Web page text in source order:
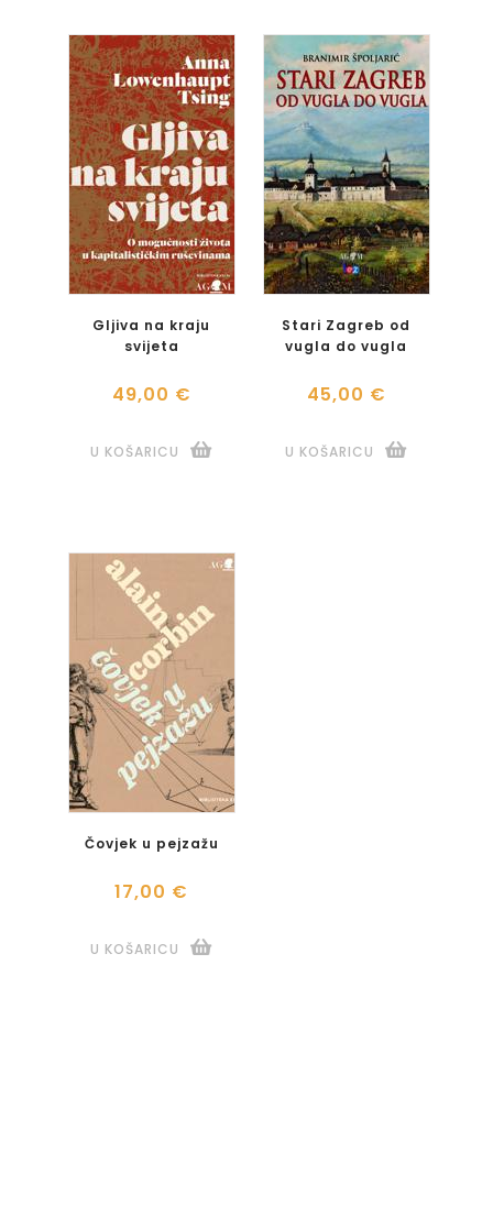
Gljiva na kraju
svijeta
49,00 €
U KOŠARICU
Stari Zagreb od
vugla do vugla
45,00 €
U KOŠARICU
Čovjek u pejzažu
17,00 €
U KOŠARICU